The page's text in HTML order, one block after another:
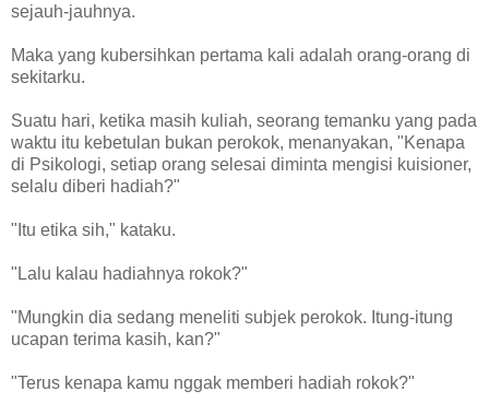
sejauh-jauhnya.
Maka yang kubersihkan pertama kali adalah orang-orang di
sekitarku.
Suatu hari, ketika masih kuliah, seorang temanku yang pada
waktu itu kebetulan bukan perokok, menanyakan, "Kenapa
di Psikologi, setiap orang selesai diminta mengisi kuisioner,
selalu diberi hadiah?"
"Itu etika sih," kataku.
"Lalu kalau hadiahnya rokok?"
"Mungkin dia sedang meneliti subjek perokok. Itung-itung
ucapan terima kasih, kan?"
"Terus kenapa kamu nggak memberi hadiah rokok?"